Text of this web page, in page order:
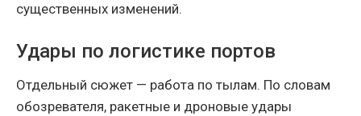
существенных изменений.
Удары по логистике портов
Отдельный сюжет — работа по тылам. По словам
обозревателя, ракетные и дроновые удары